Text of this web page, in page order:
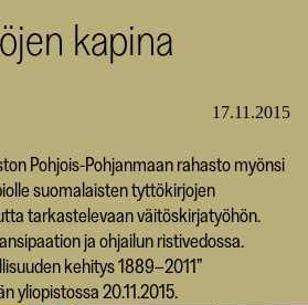
kapina
17.11.2015
Pohjois-Pohjanmaan rahasto myönsi
suomalaisten tyttökirjojen
tarkastelevaan väitöskirjatyöhön.
ja ohjailun ristivedossa.
kehitys 1889–2011”
yliopistossa 20.11.2015.